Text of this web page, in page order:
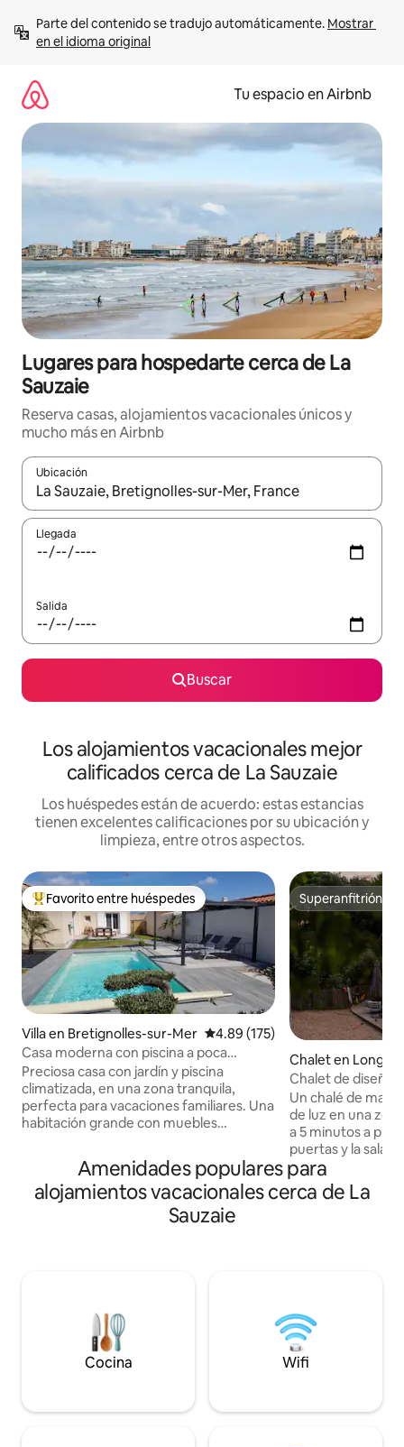
contenido
Parte del contenido se tradujo automáticamente. Mostrar
en el idioma original
Tu espacio en Airbnb
Lugares para hospedarte cerca de La
Sauzaie
Reserva casas, alojamientos vacacionales únicos y
mucho más en Airbnb
Ubicación
Cuando los resultados estén disponibles, podrás navegar
Llegada
Salida
Buscar
Los alojamientos vacacionales mejor
calificados cerca de La Sauzaie
Los huéspedes están de acuerdo: estas estancias
tienen excelentes calificaciones por su ubicación y
limpieza, entre otros aspectos.
De los mejores en Favorito entre huéspedes
Favorito entre huéspedes
Villa en Bretignolles-sur-Mer Calificación promedio: 4.89 de
4.89 (175)
Casa moderna con piscina a poca
distancia del mar
Preciosa casa con jardín y piscina
climatizada, en una zona tranquila,
perfecta para vacaciones familiares. Una
habitación grande con muebles
las comodidades (máquina de platos,
horno de microondas, cafetera
senseo,...). WIFI y TV por cable con canal
de varios idiomas y canales desde tu
relax en la piscina privada climatizada en
la piscina privada climatizada
Superanfitrión
Superanfitrión
Chalet en
r
Chalet de
de la playa • Sauna
Un chalé de
de luz en una
a 5 minutos a pie
puertas y la sala
perfección con la
aroma de los
sonido de las
directo a rutas de
bosque y
Amenidades populares para
alojamientos vacacionales cerca de La
Sauzaie
Cocina Wifi